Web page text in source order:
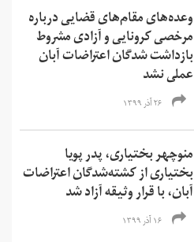
وعده‌های مقام‌های قضایی درباره
مرخصی کرونایی و آزادی مشروط
بازداشت شدگان اعتراضات آبان
عملی نشد
۲۶ آذر ۱۳۹۹
منوچهر بختیاری، پدر پویا
بختیاری از کشته‌شدگان اعتراضات
آبان، با قرار وثیقه آزاد شد
۱۶ آذر ۱۳۹۹